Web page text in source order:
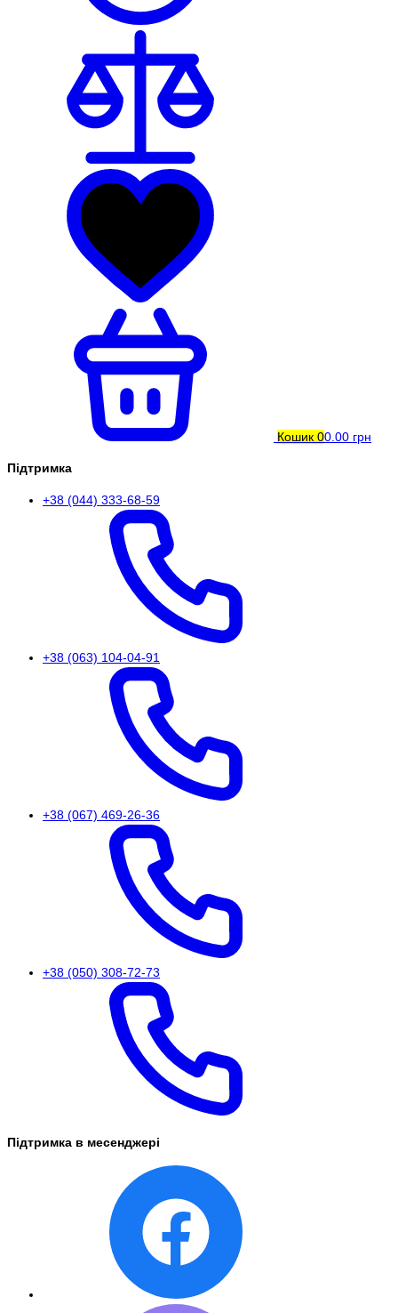
Кошик 00.00 грн
Підтримка
+38 (044) 333-68-59
+38 (063) 104-04-91
+38 (067) 469-26-36
+38 (050) 308-72-73
Підтримка в месенджері